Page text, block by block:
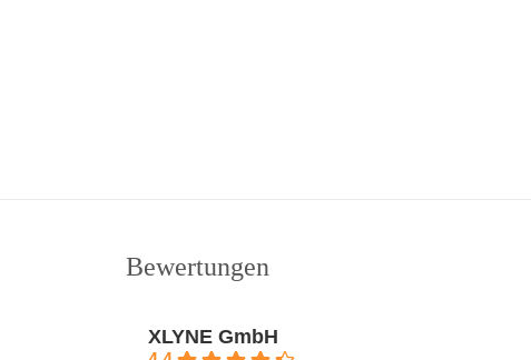
Bewertungen
XLYNE GmbH